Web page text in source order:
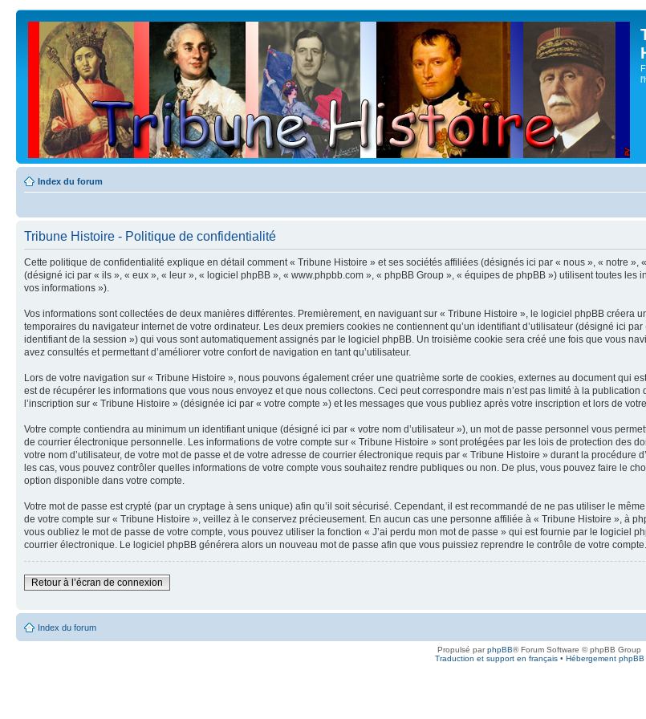
Index du forum
Tribune Histoire - Politique de confidentialité
Cette politique de confidentialité explique en détail comment « Tribune Histoire » et ses sociétés affiliées (désignés ici par « nous », « notre
(désigné ici par « ils », « eux », « leur », « logiciel phpBB », « www.phpbb.com », « phpBB Group », « équipes de phpBB ») utilisent toutes
vos informations »).
Vos informations sont collectées de deux manières différentes. Premièrement, en naviguant sur « Tribune Histoire », le logiciel phpBB créera
temporaires du navigateur internet de votre ordinateur. Les deux premiers cookies ne contiennent qu’un identifiant d’utilisateur (désigné ici
identifiant de la session ») qui vous sont automatiquement assignés par le logiciel phpBB. Un troisième cookie sera créé une fois que vous
avez consultés et permettant d’améliorer votre confort de navigation en tant qu’utilisateur.
Lors de votre navigation sur « Tribune Histoire », nous pouvons également créer une quatrième sorte de cookies, externes au document qui
est de récupérer les informations que vous nous envoyez et que nous collectons. Ceci peut correspondre mais n’est pas limité à la
l’inscription sur « Tribune Histoire » (désignée ici par « votre compte ») et les messages que vous publiez après votre inscription et lors de
Votre compte contiendra au minimum un identifiant unique (désigné ici par « votre nom d’utilisateur »), un mot de passe personnel vous
de courrier électronique personnelle. Les informations de votre compte sur « Tribune Histoire » sont protégées par les lois de protection des
votre nom d’utilisateur, de votre mot de passe et de votre adresse de courrier électronique requis par « Tribune Histoire » durant la
les cas, vous pouvez contrôler quelles informations de votre compte vous souhaitez rendre publiques ou non. De plus, vous pouvez faire le
option disponible dans votre compte.
Votre mot de passe est crypté (par un cryptage à sens unique) afin qu’il soit sécurisé. Cependant, il est recommandé de ne pas utiliser le
de votre compte sur « Tribune Histoire », veillez à le conservez précieusement. En aucun cas une personne affiliée à « Tribune Histoire », à
vous oubliez le mot de passe de votre compte, vous pouvez utiliser la fonction « J’ai perdu mon mot de passe » qui est fournie par le logiciel
courrier électronique. Le logiciel phpBB générera alors un nouveau mot de passe afin que vous puissiez reprendre le contrôle de votre compte.
Retour à l’écran de connexion
Index du forum
Propulsé parphpBB® Forum Software © phpBB Group
Traduction et support en français• Hébergement phpBB